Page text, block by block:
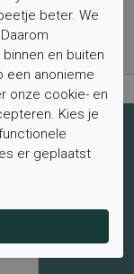
hoogte van de
beter. We
en buiten
een anonieme
onze cookie- en
Kies je
er geplaatst